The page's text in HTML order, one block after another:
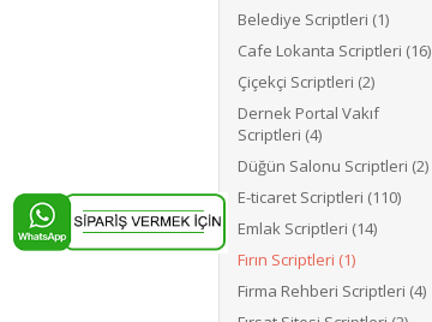
Belediye Scriptleri (1)
Cafe Lokanta Scriptleri (16)
Çiçekçi Scriptleri (2)
Dernek Portal Vakıf
Scriptleri (4)
Düğün Salonu Scriptleri (2)
E-ticaret Scriptleri (110)
Emlak Scriptleri (14)
Fırın Scriptleri (1)
Firma Rehberi Scriptleri (4)